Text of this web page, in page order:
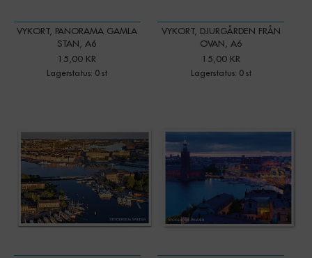
VYKORT, PANORAMA GAMLA
STAN, A6
15,00 KR
Lagerstatus: 0 st
VYKORT, DJURGÅRDEN FRÅN
OVAN, A6
15,00 KR
Lagerstatus: 0 st